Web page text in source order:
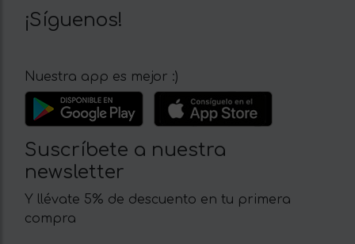
¡Síguenos!
Nuestra app es mejor :)
Suscríbete a nuestra
newsletter
Y llévate 5% de descuento en tu primera
compra